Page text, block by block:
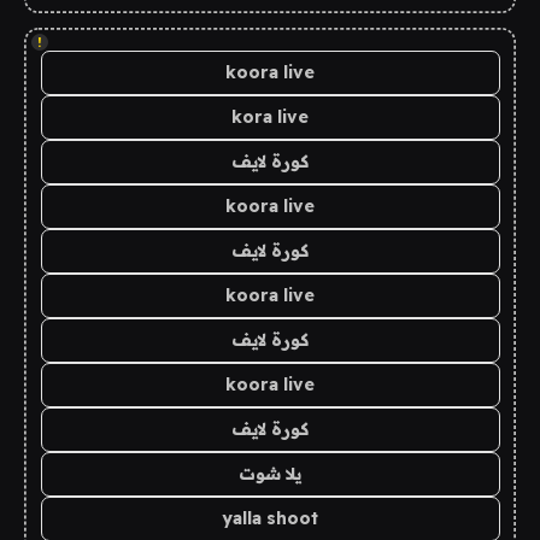
!
koora live
kora live
كورة لايف
koora live
كورة لايف
koora live
كورة لايف
koora live
كورة لايف
يلا شوت
yalla shoot